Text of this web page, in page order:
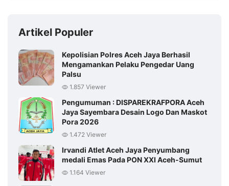
Artikel Populer
Kepolisian Polres Aceh Jaya Berhasil
Mengamankan Pelaku Pengedar Uang
Palsu
1.857 Viewer
Pengumuman : DISPAREKRAFPORA Aceh
Jaya Sayembara Desain Logo Dan Maskot
Pora 2026
1.472 Viewer
Irvandi Atlet Aceh Jaya Penyumbang
medali Emas Pada PON XXI Aceh-Sumut
1.164 Viewer